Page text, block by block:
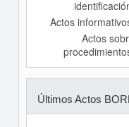
Actos
Actos
Últimos Actos